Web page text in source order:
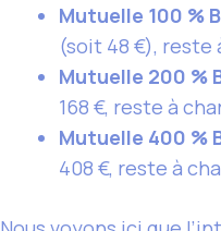
Mutuelle 100 %
(soit 48 €), reste
Mutuelle 200 %
168 €, reste à
Mutuelle 400 %
408 €, reste à